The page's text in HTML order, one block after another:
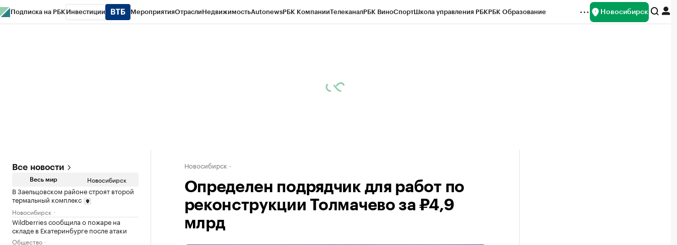
Подписка на РБК Инвестиции МероприятияОтраслиНедвижимостьAutonewsРБК КомпанииТелеканалРБК ВиноСпортШкола управления РБКРБК Образование Новосибирск
Все новости
Весь мир Новосибирск
В Заельцовском районе строят второй
термальный комплекс
Новосибирск
Wildberries сообщила о пожаре на
складе в Екатеринбурге после атаки
Общество
Новосибирск
Определен подрядчик для работ по
реконструкции Толмачево за ₽4,9
млрд